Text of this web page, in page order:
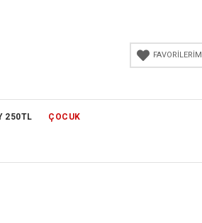
FAVORİLERİM
250TL ÇOCUK